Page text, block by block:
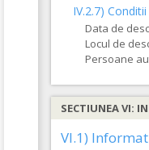
IV.2.7)
Data de
Locul de
Persoane
SECTIUNEA VI:
VI.1)